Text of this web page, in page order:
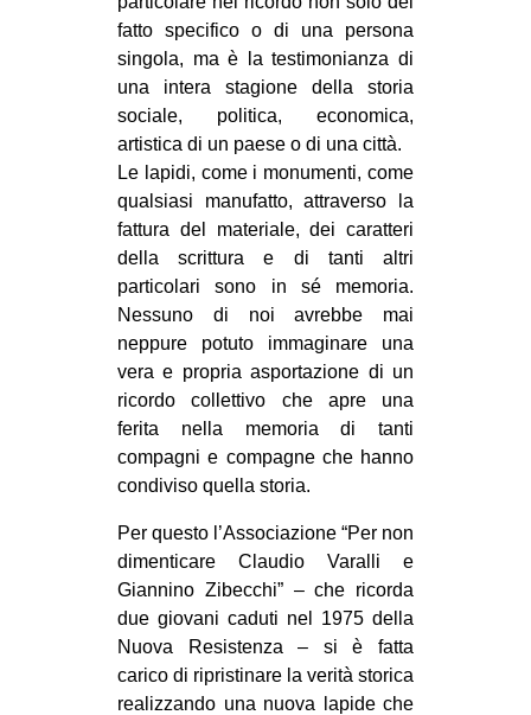
fatto specifico o di una persona
singola, ma è la testimonianza di
una intera stagione della storia
sociale, politica, economica,
artistica di un paese o di una città.
Le lapidi, come i monumenti, come
qualsiasi manufatto, attraverso la
fattura del materiale, dei caratteri
della scrittura e di tanti altri
particolari sono in sé memoria.
Nessuno di noi avrebbe mai
neppure potuto immaginare una
vera e propria asportazione di un
ricordo collettivo che apre una
ferita nella memoria di tanti
compagni e compagne che hanno
condiviso quella storia.
Per questo l’Associazione “Per non
dimenticare Claudio Varalli e
Giannino Zibecchi” – che ricorda
due giovani caduti nel 1975 della
Nuova Resistenza – si è fatta
carico di ripristinare la verità storica
realizzando una nuova lapide che